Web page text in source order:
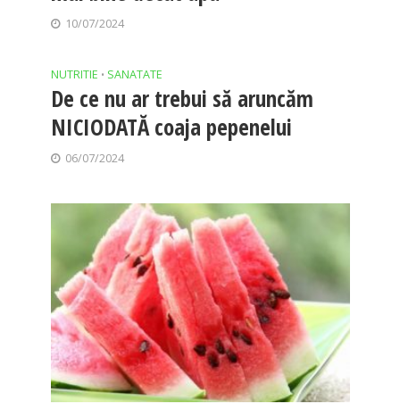
10/07/2024
NUTRITIE • SANATATE
De ce nu ar trebui să aruncăm
NICIODATĂ coaja pepenelui
06/07/2024